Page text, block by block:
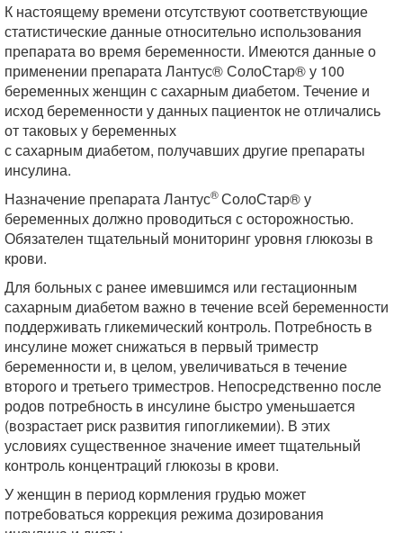
К настоящему времени отсутствуют соответствующие
статистические данные относительно использования
препарата во время беременности. Имеются данные о
применении препарата Лантус® СолоСтар® у 100
беременных женщин с сахарным диабетом. Течение и
исход беременности у данных пациенток не отличались
от таковых у беременных
с сахарным диабетом, получавших другие препараты
инсулина.
Назначение препарата Лантус®СолоСтар® у
беременных должно проводиться с осторожностью.
Обязателен тщательный мониторинг уровня глюкозы в
крови.
Для больных с ранее имевшимся или гестационным
сахарным диабетом важно в течение всей беременности
поддерживать гликемический контроль. Потребность в
инсулине может снижаться в первый триместр
беременности и, в целом, увеличиваться в течение
второго и третьего триместров. Непосредственно после
родов потребность в инсулине быстро уменьшается
(возрастает риск развития гипогликемии). В этих
условиях существенное значение имеет тщательный
контроль концентраций глюкозы в крови.
У женщин в период кормления грудью может
потребоваться коррекция режима дозирования